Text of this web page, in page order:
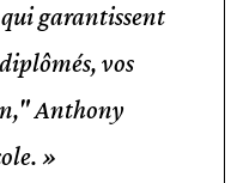
garantissent
vos
Anthony